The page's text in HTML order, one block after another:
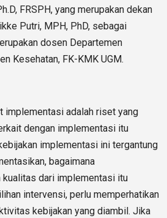
FRSPH, yang merupakan dekan
Putri, MPH, PhD, sebagai
dosen Departemen
Kesehatan, FK-KMK UGM.
implementasi adalah riset yang
dengan implementasi itu
implementasi ini tergantung
bagaimana
dari implementasi itu
intervensi, perlu memperhatikan
kebijakan yang diambil. Jika